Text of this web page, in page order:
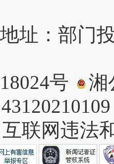
址：部门
号
湘
互联网违法